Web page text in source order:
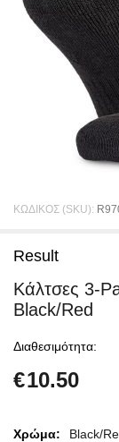
ΚΩΔΙΚΟΣ (SKU):
Result
Κάλτσες 3-
Black/Red
Διαθεσιμότητα:
€10.50
Χρώμα: Black/